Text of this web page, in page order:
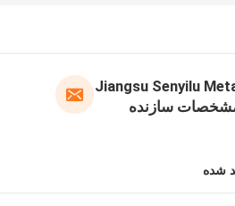
Jiangsu Senyilu
شده